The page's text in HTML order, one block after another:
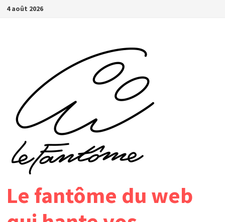
Passer
4 août 2026
Le fantôme du web